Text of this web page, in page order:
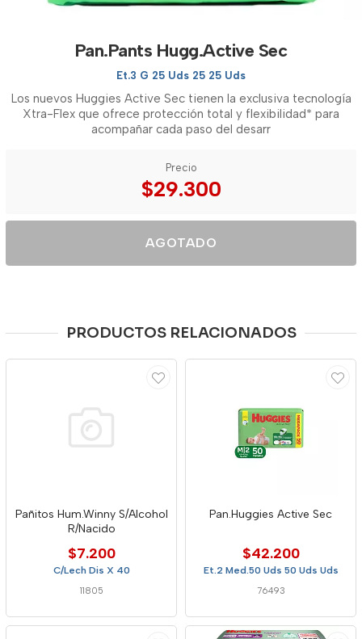
Pan.Pants Hugg.Active Sec
Et.3 G 25 Uds 25 25 Uds
Los nuevos Huggies Active Sec tienen la exclusiva tecnología
Xtra-Flex que ofrece protección total y flexibilidad* para
acompañar cada paso del desarr
Precio
$29.300
AGOTADO
PRODUCTOS RELACIONADOS
Pañitos Hum.Winny S/Alcohol
R/Nacido
$7.200
C/Lech Dis X 40
11805
Pan.Huggies Active Sec
$42.200
Et.2 Med.50 Uds 50 Uds Uds
76493